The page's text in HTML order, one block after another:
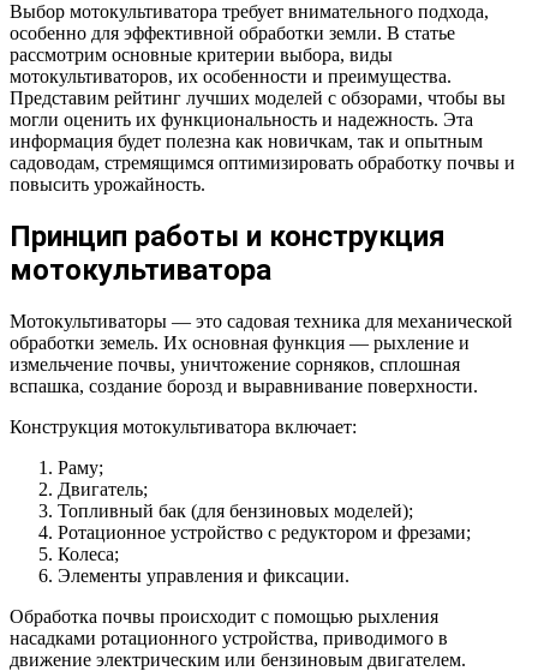
Выбор мотокультиватора требует внимательного подхода,
особенно для эффективной обработки земли. В статье
рассмотрим основные критерии выбора, виды
мотокультиваторов, их особенности и преимущества.
Представим рейтинг лучших моделей с обзорами, чтобы вы
могли оценить их функциональность и надежность. Эта
информация будет полезна как новичкам, так и опытным
садоводам, стремящимся оптимизировать обработку почвы и
повысить урожайность.
Принцип работы и конструкция
мотокультиватора
Мотокультиваторы — это садовая техника для механической
обработки земель. Их основная функция — рыхление и
измельчение почвы, уничтожение сорняков, сплошная
вспашка, создание борозд и выравнивание поверхности.
Конструкция мотокультиватора включает:
Раму;
Двигатель;
Топливный бак (для бензиновых моделей);
Ротационное устройство с редуктором и фрезами;
Колеса;
Элементы управления и фиксации.
Обработка почвы происходит с помощью рыхления
насадками ротационного устройства, приводимого в
движение электрическим или бензиновым двигателем.